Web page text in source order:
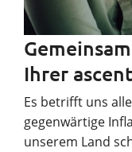
Ihrer ascent
Es betrifft uns
gegenwärtige
unserem Land